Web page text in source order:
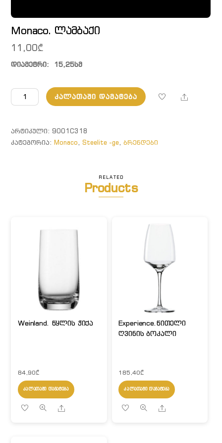
Monaco. ლამბაქი
11,00₾
დიამეტრი:  15,25სმ
რაოდენობა:
Monaco.
ᲙᲐᲚᲐᲗᲐᲨᲘ ᲓᲐᲛᲐᲢᲔᲑᲐ Share
ᲐᲠᲢᲘᲙᲣᲚᲘ:9001C318
ᲙᲐᲢᲔᲒᲝᲠᲘᲐ:Monaco,Steelite -ge,ბრენდები
RELATED
Products
Weinland. წყლის ჭიქა
84,90₾
ᲙᲐᲚᲐᲗᲐᲨᲘ ᲓᲐᲛᲐᲢᲔᲑᲐ
Share
Experience.წითელი
ღვინის ბოკალი
185,40₾
ᲙᲐᲚᲐᲗᲐᲨᲘ ᲓᲐᲛᲐᲢᲔᲑᲐ
Share